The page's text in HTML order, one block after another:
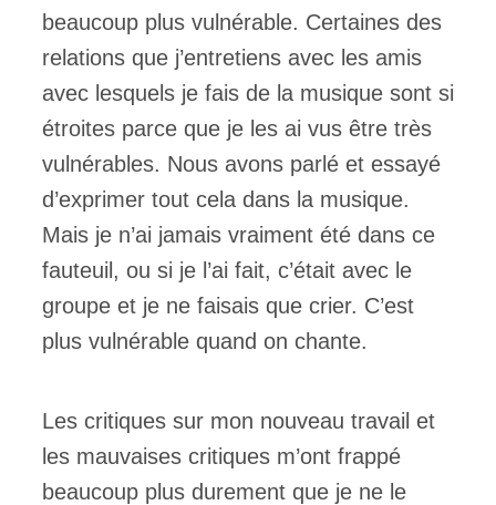
beaucoup plus vulnérable. Certaines des
relations que j’entretiens avec les amis
avec lesquels je fais de la musique sont si
étroites parce que je les ai vus être très
vulnérables. Nous avons parlé et essayé
d’exprimer tout cela dans la musique.
Mais je n’ai jamais vraiment été dans ce
fauteuil, ou si je l’ai fait, c’était avec le
groupe et je ne faisais que crier. C’est
plus vulnérable quand on chante.
Les critiques sur mon nouveau travail et
les mauvaises critiques m’ont frappé
beaucoup plus durement que je ne le